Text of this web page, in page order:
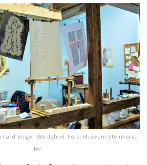
Singer (85 Jahre). Foto: Museum Steinhorst,
hfr